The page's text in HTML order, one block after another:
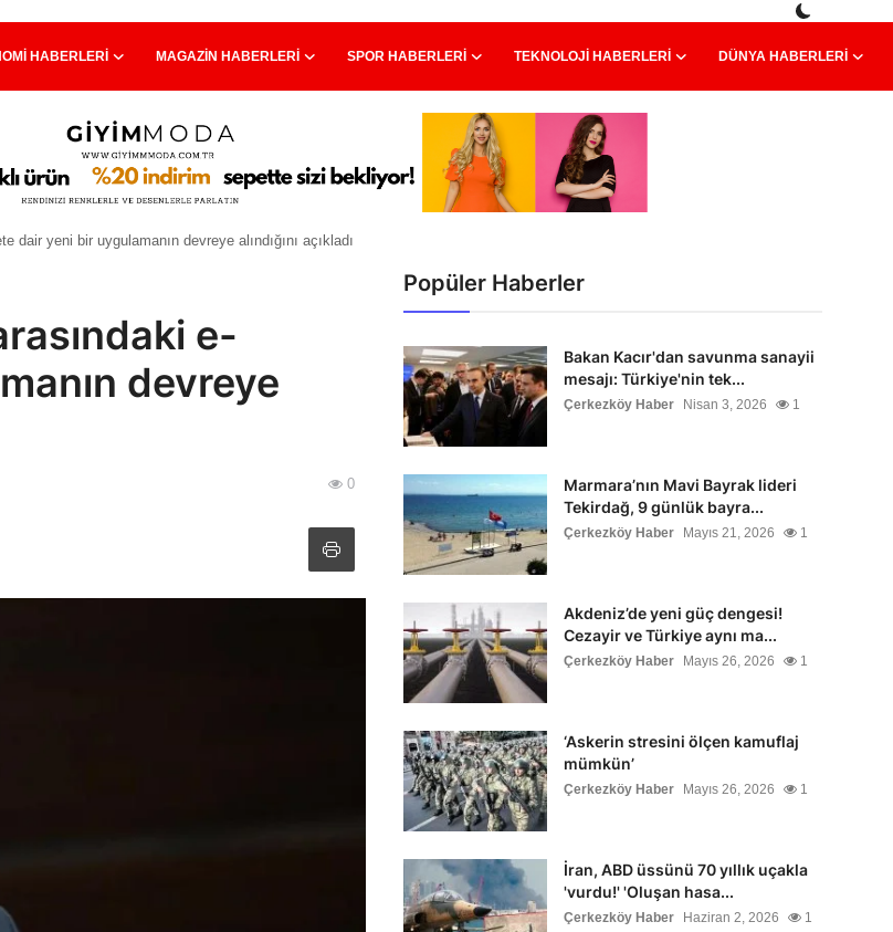
HABERLERI MAGAZIN HABERLERI SPOR HABERLERI TEKNOLOJI HABERLERI DÜNYA HABERLERI
yeni bir uygulamanın devreye alındığını açıkladı
e-
devreye
0
Popüler Haberler
Bakan Kacır'dan savunma sanayii
mesajı: Türkiye'nin tek...
Çerkezköy Haber Nisan 3, 2026 1
Marmara’nın Mavi Bayrak lideri
Tekirdağ, 9 günlük bayra...
Çerkezköy Haber Mayıs 21, 2026 1
Akdeniz’de yeni güç dengesi!
Cezayir ve Türkiye aynı ma...
Çerkezköy Haber Mayıs 26, 2026 1
‘Askerin stresini ölçen kamuflaj
mümkün’
Çerkezköy Haber Mayıs 26, 2026 1
İran, ABD üssünü 70 yıllık uçakla
'vurdu!' 'Oluşan hasa...
Çerkezköy Haber Haziran 2, 2026 1